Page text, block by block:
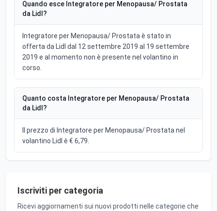
Quando esce Integratore per Menopausa/ Prostata
da Lidl?
Integratore per Menopausa/ Prostata è stato in
offerta da Lidl dal 12 settembre 2019 al 19 settembre
2019 e al momento non è presente nel volantino in
corso.
Quanto costa Integratore per Menopausa/ Prostata
da Lidl?
Il prezzo di Integratore per Menopausa/ Prostata nel
volantino Lidl è € 6,79.
Iscriviti per categoria
Ricevi aggiornamenti sui nuovi prodotti nelle categorie che